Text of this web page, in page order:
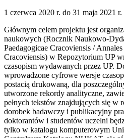
1 czerwca 2020 r. do 31 maja 2021 r.
Głównym celem projektu jest
naukowych (Rocznik Naukowo-
Paedagogicae Cracoviensis /
Cracoviensis) w Repozytorium UP
czasopism wydawanych przez UP.
wprowadzone cyfrowe wersje
postacią drukowaną, dla
utworzone rekordy analityczne,
pełnych tekstów znajdujących się w
dorobek badawczy i publikacyjny
doktorantów i studentów uczelni
tylko w katalogu komputerowym